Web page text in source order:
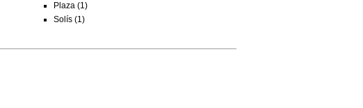
Plaza (1)
Solís (1)